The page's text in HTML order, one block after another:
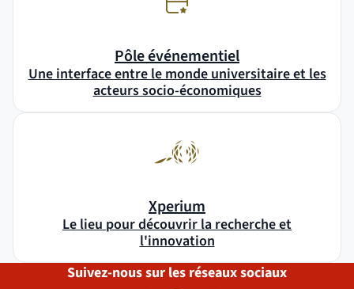
Pôle événementiel
Une interface entre le monde universitaire et les
acteurs socio-économiques
Xperium
Le lieu pour découvrir la recherche et
l'innovation
Suivez-nous sur les réseaux sociaux